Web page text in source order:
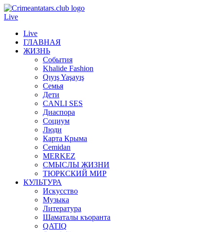
Live
Live
ГЛАВНАЯ
ЖИЗНЬ
События
Khalide Fashion
Qıyış Yaşayış
Семья
Дети
CANLI SES
Диаспора
Социум
Люди
Карта Крыма
Cemidan
МERKEZ
СМЫСЛЫ ЖИЗНИ
ТЮРКСКИЙ МИР
КУЛЬТУРА
Искусство
Музыка
Литература
Шаматалы къоранта
QATIQ